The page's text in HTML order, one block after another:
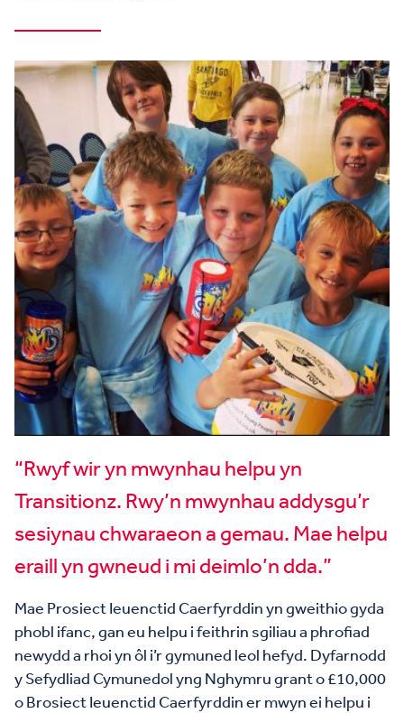
“Rwyf wir yn mwynhau helpu yn
Transitionz. Rwy’n mwynhau addysgu’r
sesiynau chwaraeon a gemau. Mae helpu
eraill yn gwneud i mi deimlo’n dda.”
Mae Prosiect Ieuenctid Caerfyrddin yn gweithio gyda
phobl ifanc, gan eu helpu i feithrin sgiliau a phrofiad
newydd a rhoi yn ôl i’r gymuned leol hefyd. Dyfarnodd
y Sefydliad Cymunedol yng Nghymru grant o £10,000
o Brosiect Ieuenctid Caerfyrddin er mwyn ei helpu i